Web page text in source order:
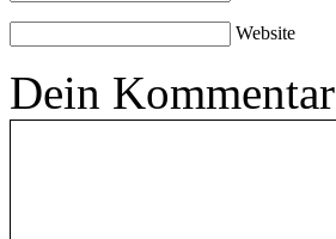
Website
Dein Kommentar